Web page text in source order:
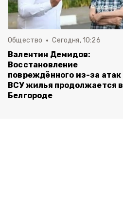
Общество Сегодня, 10:26
Валентин Демидов:
Восстановление
повреждённого из-за атак
ВСУ жилья продолжается в
Белгороде